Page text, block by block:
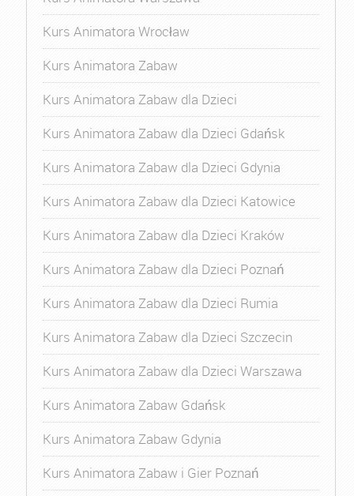
Kurs Animatora Wrocław
Kurs Animatora Zabaw
Kurs Animatora Zabaw dla Dzieci
Kurs Animatora Zabaw dla Dzieci Gdańsk
Kurs Animatora Zabaw dla Dzieci Gdynia
Kurs Animatora Zabaw dla Dzieci Katowice
Kurs Animatora Zabaw dla Dzieci Kraków
Kurs Animatora Zabaw dla Dzieci Poznań
Kurs Animatora Zabaw dla Dzieci Rumia
Kurs Animatora Zabaw dla Dzieci Szczecin
Kurs Animatora Zabaw dla Dzieci Warszawa
Kurs Animatora Zabaw Gdańsk
Kurs Animatora Zabaw Gdynia
Kurs Animatora Zabaw i Gier Poznań